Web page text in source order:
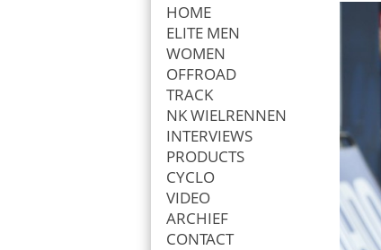
HOME
ELITE MEN
WOMEN
OFFROAD
TRACK
NK WIELRENNEN
INTERVIEWS
PRODUCTS
CYCLO
VIDEO
ARCHIEF
CONTACT
Zoek